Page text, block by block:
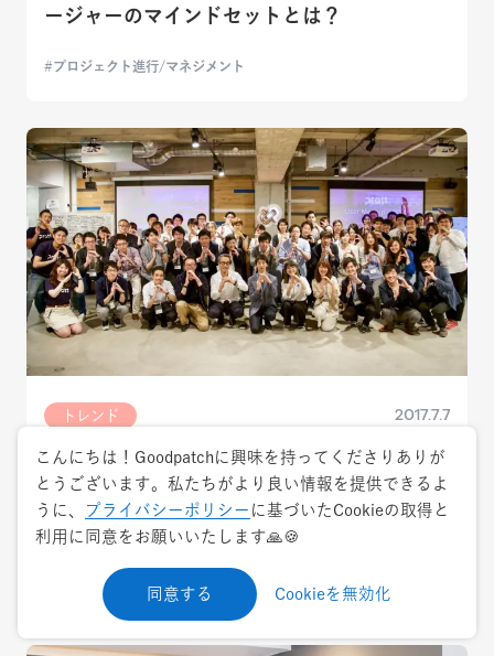
ージャーのマインドセットとは？
プロジェクト進行/マネジメント
トレンド 2017.7.7
プロダクト開発からワークショップ設計ま
で！Prott User Meetup vol.20イベントレポ
ート
イベントレポート ワークショップ
こんにちは！Goodpatchに興味を持ってくださりありが
とうございます。私たちがより良い情報を提供できるよ
うに、
プライバシーポリシー に基づいたCookieの取得と
利用に同意をお願いいたします🙏🍪
同意する Cookieを無効化